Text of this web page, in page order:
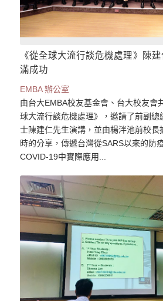
《從全球大流行談危機處理》陳
滿成功
EMBA 辦公室
由台大EMBA校友基金會、台大校友會
球大流行談危機處理》，邀請了前副總
士陳建仁先生演講，並由楊泮池前校長
時的分享，傳遞台灣從SARS以來的防
COVID-19中實際應用...